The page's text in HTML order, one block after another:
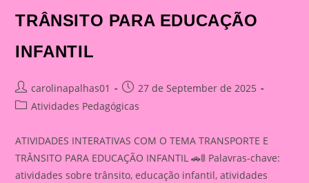
TRÂNSITO PARA EDUCAÇÃO
INFANTIL
Post
author:
carolinapalhas01
Post
published:
27 de September de 2025
PostAtividades Pedagógicas
ATIVIDADES INTERATIVAS COM O TEMA TRANSPORTE E
TRÂNSITO PARA EDUCAÇÃO INFANTIL 🚗🚦 Palavras-chave:
atividades sobre trânsito, educação infantil, atividades